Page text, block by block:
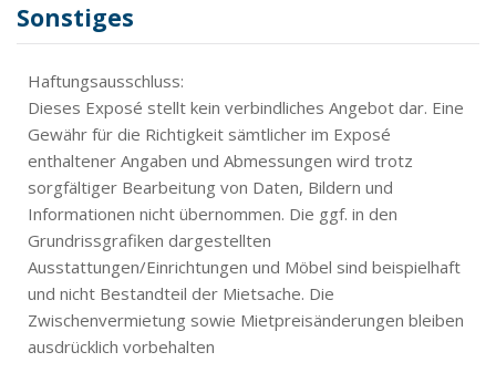
Sonstiges
Haftungsausschluss:
Dieses Exposé stellt kein verbindliches Angebot dar. Eine
Gewähr für die Richtigkeit sämtlicher im Exposé
enthaltener Angaben und Abmessungen wird trotz
sorgfältiger Bearbeitung von Daten, Bildern und
Informationen nicht übernommen. Die ggf. in den
Grundrissgrafiken dargestellten
Ausstattungen/Einrichtungen und Möbel sind beispielhaft
und nicht Bestandteil der Mietsache. Die
Zwischenvermietung sowie Mietpreisänderungen bleiben
ausdrücklich vorbehalten